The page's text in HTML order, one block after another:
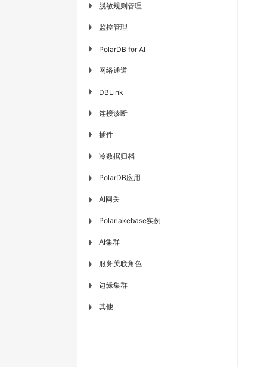
▶ 脱敏规则管理
▶ 监控管理
▶ PolarDB for AI
▶ 网络通道
▶ DBLink
▶ 连接诊断
▶ 插件
▶ 冷数据归档
▶ PolarDB应用
▶ AI网关
▶ Polarlakebase实例
▶ AI集群
▶ 服务关联角色
▶ 边缘集群
▶ 其他